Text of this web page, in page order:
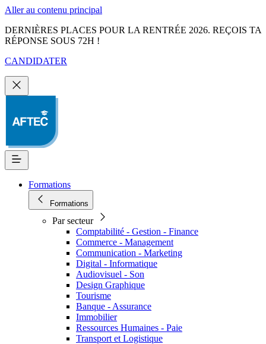
Aller au contenu principal
DERNIÈRES PLACES POUR LA RENTRÉE 2026. REÇOIS TA
RÉPONSE SOUS 72H !
CANDIDATER
Formations
Formations
Par secteur
Comptabilité - Gestion - Finance
Commerce - Management
Communication - Marketing
Digital - Informatique
Audiovisuel - Son
Design Graphique
Tourisme
Banque - Assurance
Immobilier
Ressources Humaines - Paie
Transport et Logistique